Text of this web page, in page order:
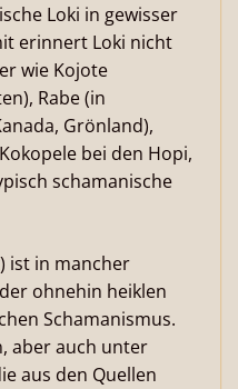
Loki in gewisser
erinnert Loki nicht
wie Kojote
Rabe (in
Grönland),
bei den Hopi,
schamanische
ist in mancher
ohnehin heiklen
Schamanismus.
aber auch unter
aus den Quellen